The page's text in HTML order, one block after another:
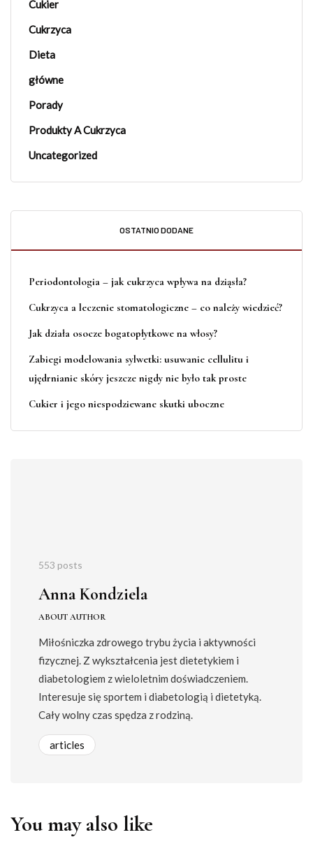
Cukier
Cukrzyca
Dieta
główne
Porady
Produkty A Cukrzyca
Uncategorized
OSTATNIO DODANE
Periodontologia – jak cukrzyca wpływa na dziąsła?
Cukrzyca a leczenie stomatologiczne – co należy wiedzieć?
Jak działa osocze bogatopłytkowe na włosy?
Zabiegi modelowania sylwetki: usuwanie cellulitu i
ujędrnianie skóry jeszcze nigdy nie było tak proste
Cukier i jego niespodziewane skutki uboczne
553 posts
Anna Kondziela
ABOUT AUTHOR
Miłośniczka zdrowego trybu życia i aktywności
fizycznej. Z wykształcenia jest dietetykiem i
diabetologiem z wieloletnim doświadczeniem.
Interesuje się sportem i diabetologią i dietetyką.
Cały wolny czas spędza z rodziną.
articles
You may also like